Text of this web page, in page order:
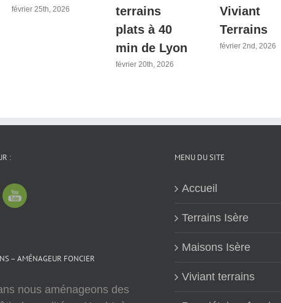
février 25th, 2026
terrains
plats à 40
min de Lyon
février 20th, 2026
Viviant
Terrains
février 2nd, 2026
:
– AMÉNAGEUR FONCIER
nous aménageons des
MENU DU SITE
Accueil
Terrains Isère
Maisons Isère
Viviant terrains